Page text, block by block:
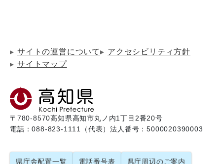
サイトの運営について
アクセシビリティ方針
サイトマップ
〒780-8570高知県高知市丸ノ内1丁目2番20号
電話：088-823-1111（代表）法人番号：5000020390003
県庁舎配置一覧 電話番号表 県庁周辺のご案内